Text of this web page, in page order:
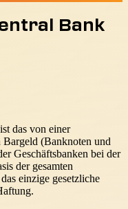
Bank
das von einer
(Banknoten und
Geschäftsbanken bei der
der gesamten
einzige gesetzliche